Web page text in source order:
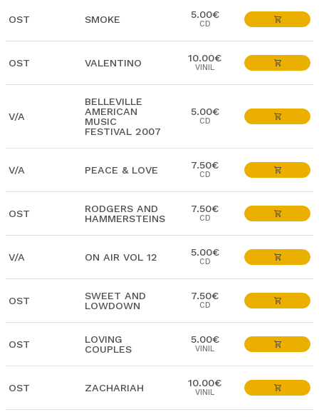
OST SMOKE 5.00€
CD
OST VALENTINO 10.00€
VINIL
V/A
BELLEVILLE
AMERICAN
MUSIC
FESTIVAL 2007
5.00€
CD
V/A PEACE & LOVE 7.50€
CD
OST
RODGERS AND
HAMMERSTEINS
7.50€
CD
V/A ON AIR VOL 12 5.00€
CD
OST
SWEET AND
LOWDOWN
7.50€
CD
OST
LOVING
COUPLES
5.00€
VINIL
OST ZACHARIAH 10.00€
VINIL